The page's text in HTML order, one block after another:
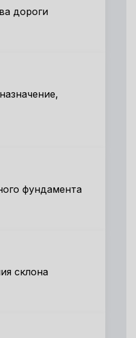
дороги
фундамента
склона